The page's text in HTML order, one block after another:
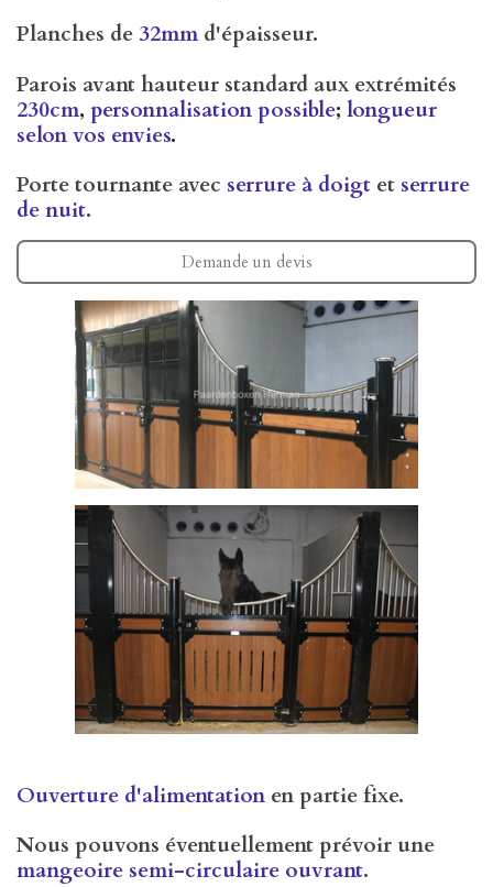
Planches de 32mmd'épaisseur.
Parois avant hauteur standard aux extrémités
230cm, personnalisation possible; longueur
selon vos envies.
Porte tournante avec serrure à doigt et serrure
de nuit.
Demande un devis
Ouverture d'alimentation en partie fixe.
Nous pouvons éventuellement prévoir une
mangeoire semi-circulaire ouvrant.